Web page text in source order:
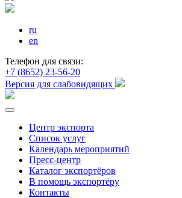
ru
en
Телефон для связи:
+7 (8652) 23-56-20
Версия для слабовидящих
Центр экспорта
Список услуг
Календарь мероприятий
Пресс-центр
Каталог экспортёров
В помощь экспортёру
Контакты